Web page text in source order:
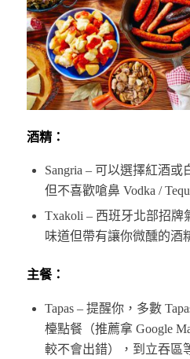
酒精：
Sangria – 可以選擇紅酒
但不喜歡嗆鼻 Vodka /
Txakoli – 西班牙北部招牌
味道但帶有讓你微醺的酒
主餐：
Tapas – 提醒你，多數
檯點餐（推薦拿 Google
較不會出錯），到立吞區